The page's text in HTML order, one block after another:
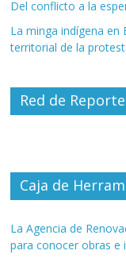
Del conflicto a la
La minga indígena
territorial de la
Red de
Caja de
La Agencia de
para conocer obras e